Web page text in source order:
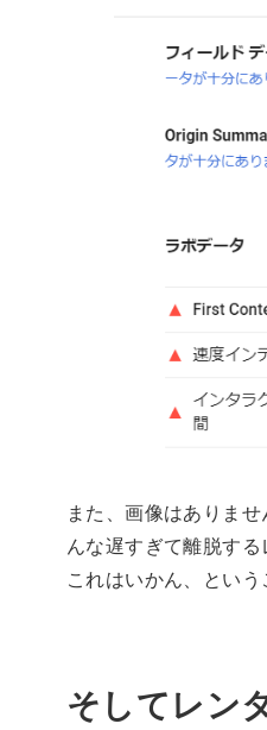
また、画像はありま
んな遅すぎて離脱する
これはいかん、とい
そしてレン